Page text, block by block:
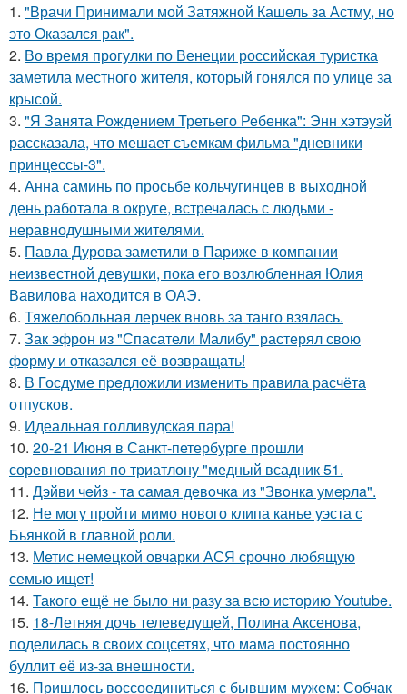
1. "Врачи Принимали мой Затяжной Кашель за Астму, но
это Оказался рак".
2. Во время прогулки по Венеции российская туристка
заметила местного жителя, который гонялся по улице за
крысой.
3. "Я Занята Рождением Третьего Ребенка": Энн хэтэуэй
рассказала, что мешает съемкам фильма "дневники
принцессы-3".
4. Анна саминь по просьбе кольчугинцев в выходной
день работала в округе, встречалась с людьми -
неравнодушными жителями.
5. Павла Дурова заметили в Париже в компании
неизвестной девушки, пока его возлюбленная Юлия
Вавилова находится в ОАЭ.
6. Тяжелобольная лерчек вновь за танго взялась.
7. Зак эфрон из "Спасатели Малибу" растерял свою
форму и отказался её возвращать!
8. В Госдуме пpeдложили изменить пpaвила расчёта
отпусков.
9. Идеальная голливудская пара!
10. 20-21 Июня в Санкт-петербурге прошли
соревнования по триатлону "медный всадник 51.
11. Дэйви чeйз - тa caмaя дeвoчкa из "Звoнкa умepлa".
12. Не могу пройти мимо нового клипа канье уэста с
Бьянкой в главной роли.
13. Метис немецкой овчарки АСЯ срочно любящую
семью ищет!
14. Такого ещё не было ни разу за всю историю Youtube.
15. 18-Летняя дочь телеведущей, Полина Аксенова,
поделилась в своих соцсетях, что мама постоянно
буллит её из-за внешности.
16. Пришлось воссоединиться с бывшим мужем: Собчак